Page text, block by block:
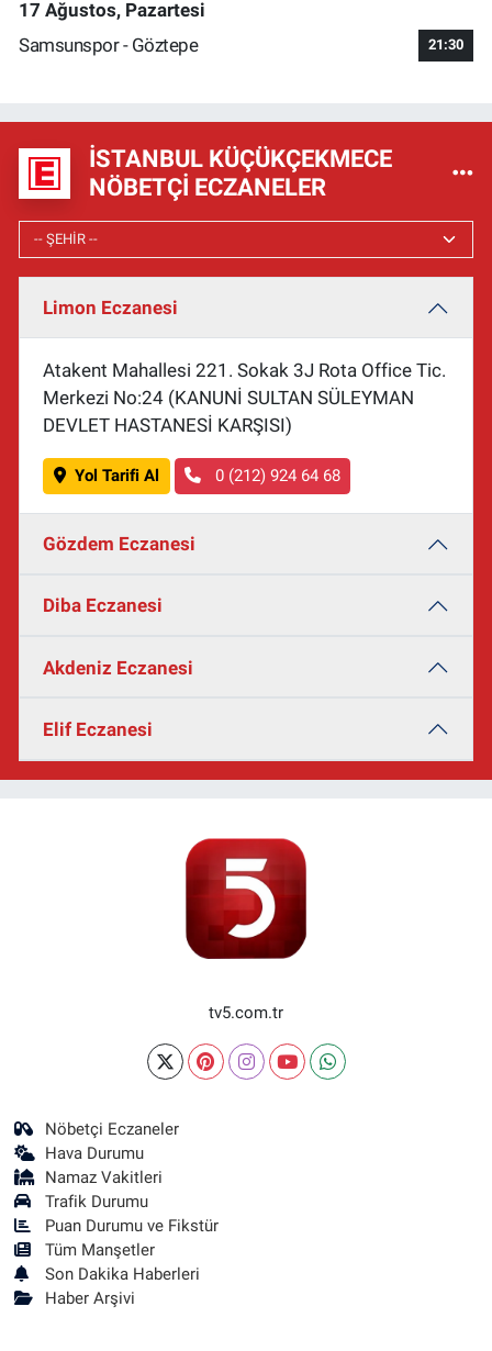
17 Ağustos, Pazartesi
Samsunspor - Göztepe
21:30
İSTANBUL KÜÇÜKÇEKMECE
NÖBETÇI ECZANELER
Limon Eczanesi
Atakent Mahallesi 221. Sokak 3J Rota Office Tic.
Merkezi No:24 (KANUNİ SULTAN SÜLEYMAN
DEVLET HASTANESİ KARŞISI)
Yol Tarifi Al 0 (212) 924 64 68
Gözdem Eczanesi
Diba Eczanesi
Akdeniz Eczanesi
Elif Eczanesi
tv5.com.tr
Nöbetçi Eczaneler
Hava Durumu
Namaz Vakitleri
Trafik Durumu
Puan Durumu ve Fikstür
Tüm Manşetler
Son Dakika Haberleri
Haber Arşivi